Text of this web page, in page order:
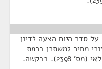
סדר היום הצעה לדיון
מחיר למשתכן ברמת